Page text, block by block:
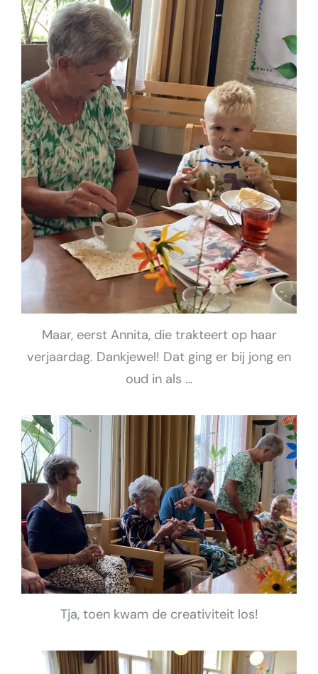
Maar, eerst Annita, die trakteert op haar
verjaardag. Dankjewel! Dat ging er bij jong en
oud in als …
Tja, toen kwam de creativiteit los!